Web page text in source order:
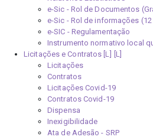
e-Sic - Rol de Documentos
e-Sic - Rol de informações
e-SIC - Regulamentação
Instrumento normativo local
Licitações e Contratos [L]
Licitações
Contratos
Licitações Covid-19
Contratos Covid-19
Dispensa
Inexigibilidade
Ata de Adesão - SRP